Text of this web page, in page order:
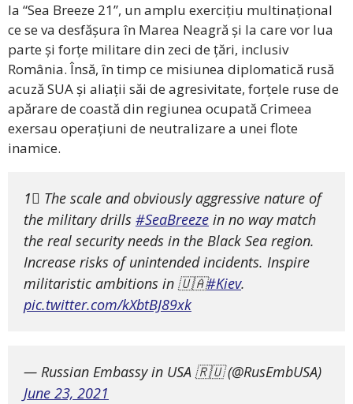
la “Sea Breeze 21”, un amplu exercițiu multinațional
ce se va desfășura în Marea Neagră și la care vor lua
parte și forțe militare din zeci de țări, inclusiv
România. Însă, în timp ce misiunea diplomatică rusă
acuză SUA și aliații săi de agresivitate, forțele ruse de
apărare de coastă din regiunea ocupată Crimeea
exersau operațiuni de neutralizare a unei flote
inamice.
1⃣ The scale and obviously aggressive nature of
the military drills #SeaBreeze in no way match
the real security needs in the Black Sea region.
Increase risks of unintended incidents. Inspire
militaristic ambitions in 🇺🇦#Kiev.
pic.twitter.com/kXbtBJ89xk
— Russian Embassy in USA 🇷🇺 (@RusEmbUSA)
June 23, 2021